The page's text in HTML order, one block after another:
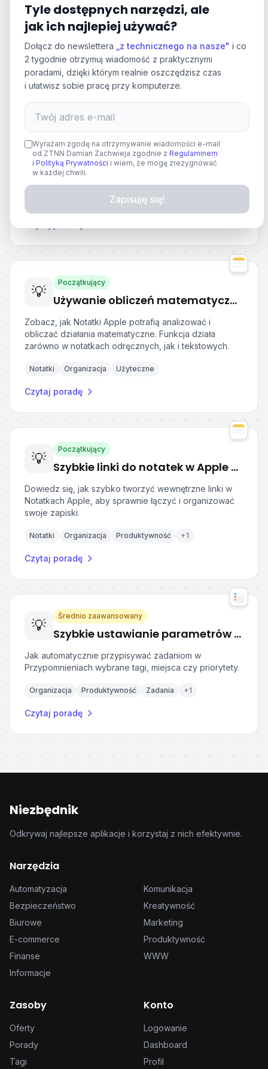
zadań na urządzeniach Apple
Organizacja Zadania
Czytaj poradę
💡
Średnio zaawansowany
Wyświetlanie kalendarzy według trybu skupienia w urządzeniach Apple
Wykorzystaj tryby skupienia Apple do filtrowania
kalendarzy, e-maili i innych treści, aby stworzyć
spersonalizowane środowisko dla różnych sytuacji.
Produktywność Planowanie
💡
Początkujący
Używanie obliczeń matematycznych w Notatkach Apple
Zobacz, jak Notatki Apple potrafią analizować i
obliczać działania matematyczne. Funkcja działa
zarówno w notatkach odręcznych, jak i tekstowych.
Notatki Organizacja Użyteczne
Czytaj poradę
💡
Początkujący
Szybkie linki do notatek w Apple Notes
Dowiedz się, jak szybko tworzyć wewnętrzne linki w
Notatkach Apple, aby sprawnie łączyć i organizować
swoje zapiski.
Notatki Organizacja Produktywność +1
Czytaj poradę
💡
Średnio zaawansowany
Szybkie ustawianie parametrów zadań w Przypomnieniach Apple
Jak automatycznie przypisywać zadaniom w
Przypomnieniach wybrane tagi, miejsca czy priorytety.
Organizacja Produktywność Zadania +1
Czytaj poradę
Niezbędnik
Odkrywaj najlepsze aplikacje i korzystaj z nich efektywnie.
Narzędzia
Automatyzacja
Bezpieczeństwo
Biurowe
E-commerce
Finanse
Informacje
Komunikacja
Kreatywność
Marketing
Produktywność
WWW
Zasoby
Oferty
Porady
Tagi
Konto
Logowanie
Dashboard
Profil
Tyle dostępnych narzędzi, ale
jak ich najlepiej używać?
Dołącz do newslettera „z technicznego na nasze" i co
2 tygodnie otrzymuj wiadomość z praktycznymi
poradami, dzięki którym realnie oszczędzisz czas
i ułatwisz sobie pracę przy komputerze.
Wyrażam zgodę na otrzymywanie wiadomości e-mail
od ZTNN Damian Zachwieja zgodnie z Regulaminem
i Polityką Prywatności i wiem, że mogę zrezygnować
w każdej chwili.
Zapisuję się!